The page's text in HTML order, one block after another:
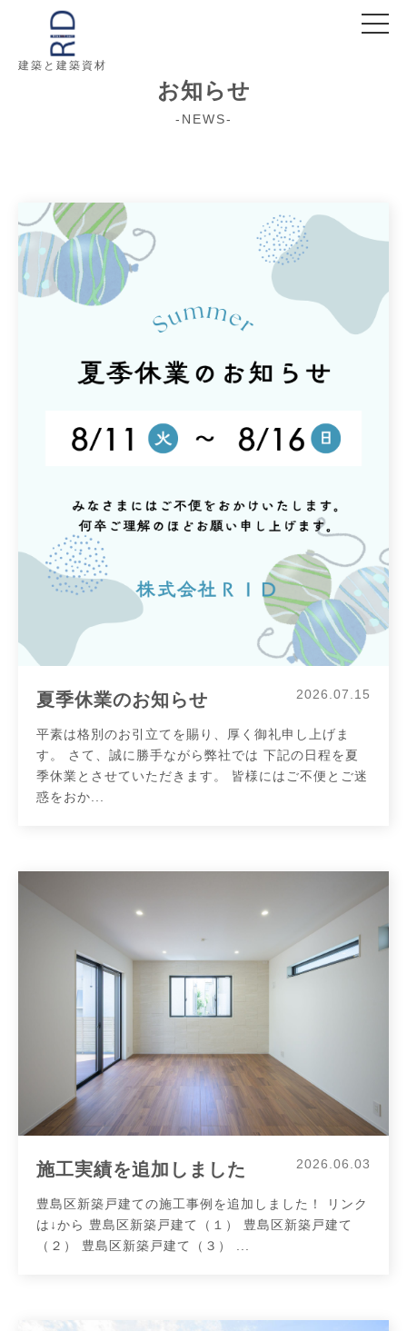
建築と建築資材
お知らせ
-NEWS-
2026.07.15
夏季休業のお知らせ
平素は格別のお引立てを賜り、厚く御礼申し上げま
す。 さて、誠に勝手ながら弊社では 下記の日程を夏
季休業とさせていただきます。 皆様にはご不便とご迷
惑をおか...
2026.06.03
施工実績を追加しました
豊島区新築戸建ての施工事例を追加しました！ リンク
は↓から 豊島区新築戸建て（１） 豊島区新築戸建て
（２） 豊島区新築戸建て（３） ...